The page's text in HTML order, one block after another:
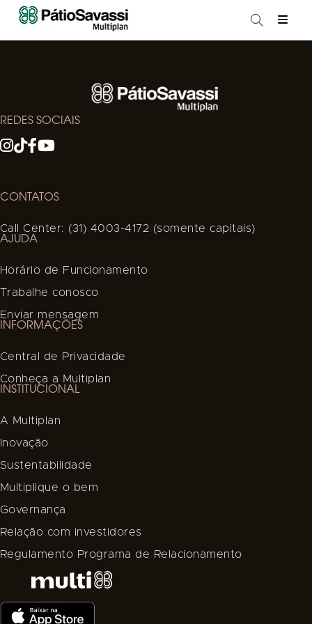
REDES SOCIAIS
CONTATOS
Call Center: (31) 4003-4172 (somente capitais)
AJUDA
Horário de Funcionamento
Trabalhe conosco
Enviar mensagem
INFORMAÇÕES
Central de Privacidade
Conheça a Multiplan
INSTITUCIONAL
A Multiplan
Inovação
Sustentabilidade
Multiplique o bem
Governança
Relação com investidores
Regulamento Programa de Relacionamento